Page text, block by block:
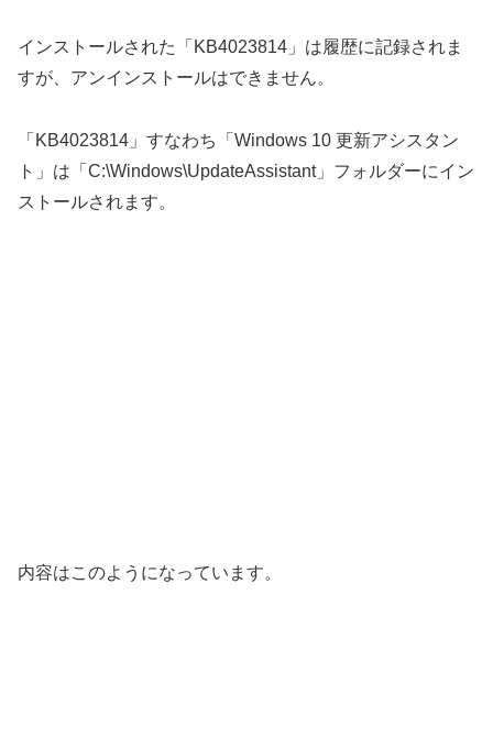
インストールされた「KB4023814」は履歴に記録されま
すが、アンインストールはできません。
「KB4023814」すなわち「Windows 10 更新アシスタン
ト」は「C:\Windows\UpdateAssistant」フォルダーにイン
ストールされます。
内容はこのようになっています。